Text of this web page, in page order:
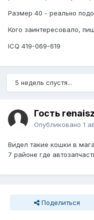
Размер 40 - реально
Кого заинтересовало,
ICQ 419-069-619
5 недель спустя...
Гость renaisz
Опубликовано 1
Видел такие кошки в
7 районе где
Поделиться